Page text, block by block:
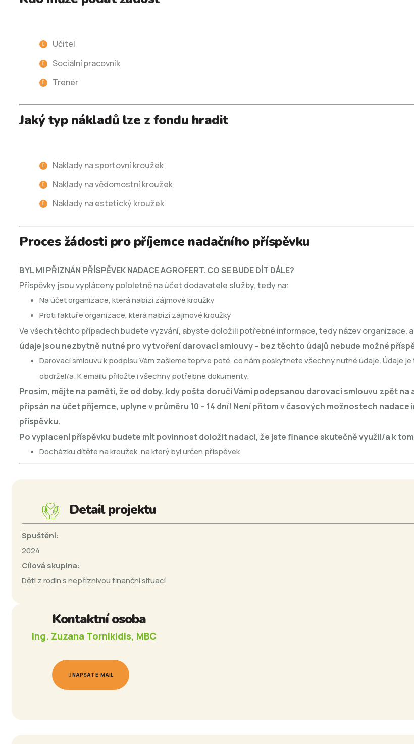
Učitel
Sociální pracovník
Trenér
Jaký typ nákladů lze z fondu hradit
Náklady na sportovní kroužek
Náklady na vědomostní kroužek
Náklady na estetický kroužek
Proces žádosti pro příjemce nadačního příspěvku
BYL MI PŘIZNÁN PŘÍSPĚVEK NADACE AGROFERT. CO SE BUDE DÍT DÁLE?
Příspěvky jsou vypláceny pololetně na účet dodavatele služby, tedy na:
Na účet organizace, která nabízí zájmové kroužky
Proti faktuře organizace, která nabízí zájmové kroužky
Ve všech těchto případech budete vyzvání, abyste doložili potřebné informace, tedy název organizace,
údaje jsou nezbytně nutné pro vytvoření darovací smlouvy – bez těchto údajů nebude možné
Darovací smlouvu k podpisu Vám zašleme teprve poté, co nám poskytnete všechny nutné údaje. Údaje
obdržel/a. K emailu přiložte i všechny potřebné dokumenty.
Prosím, mějte na paměti, že od doby, kdy pošta doručí Vámi podepsanou darovací smlouvu zpět
připsán na účet příjemce, uplyne v průměru 10 – 14 dní! Není přitom v časových možnostech
příspěvku.
Po vyplacení příspěvku budete mít povinnost doložit nadaci, že jste finance skutečně využil/a k
Docházku dítěte na kroužek, na který byl určen příspěvek
Detail projektu
Spuštění:
2024
Cílová skupina:
Děti z rodin s nepříznivou finanční situací
Kontaktní osoba
Ing. Zuzana Tornikidis, MBC
NAPSAT E-MAIL